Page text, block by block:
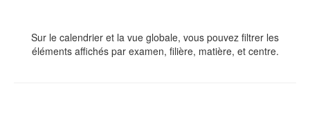
Sur le calendrier et la vue globale, vous pouvez filtrer les
éléments affichés par examen, filière, matière, et centre.